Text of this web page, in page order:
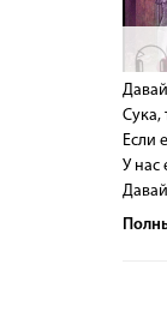
>
Сука,
Если
У нас